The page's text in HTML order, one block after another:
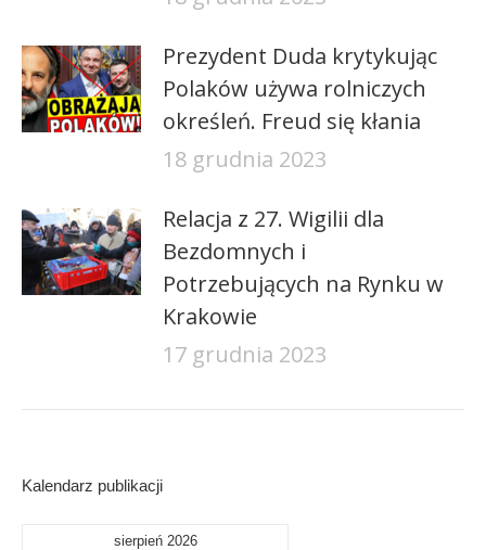
Prezydent Duda krytykując
Polaków używa rolniczych
określeń. Freud się kłania
18 grudnia 2023
Relacja z 27. Wigilii dla
Bezdomnych i
Potrzebujących na Rynku w
Krakowie
17 grudnia 2023
Kalendarz publikacji
sierpień 2026